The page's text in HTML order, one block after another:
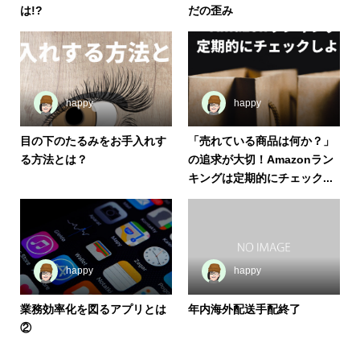
は!?
だの歪み
happy
目の下のたるみをお手入れす
る方法とは？
happy
「売れている商品は何か？」
の追求が大切！Amazonラン
キングは定期的にチェック...
happy
業務効率化を図るアプリとは
②
happy
年内海外配送手配終了